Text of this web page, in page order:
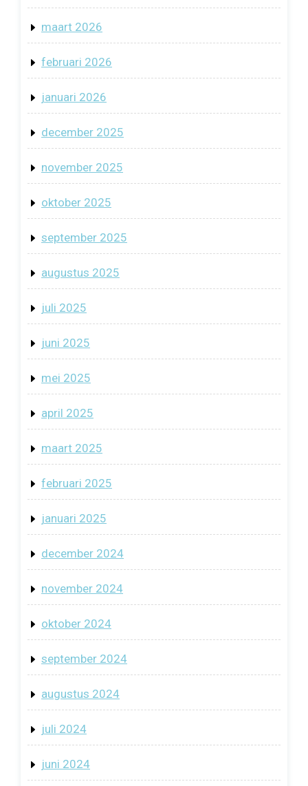
maart 2026
februari 2026
januari 2026
december 2025
november 2025
oktober 2025
september 2025
augustus 2025
juli 2025
juni 2025
mei 2025
april 2025
maart 2025
februari 2025
januari 2025
december 2024
november 2024
oktober 2024
september 2024
augustus 2024
juli 2024
juni 2024